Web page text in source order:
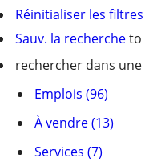
Réinitialiser les filtres
Sauv. la rechercheto
rechercher dans
Emplois (96)
À vendre (13)
Services (7)